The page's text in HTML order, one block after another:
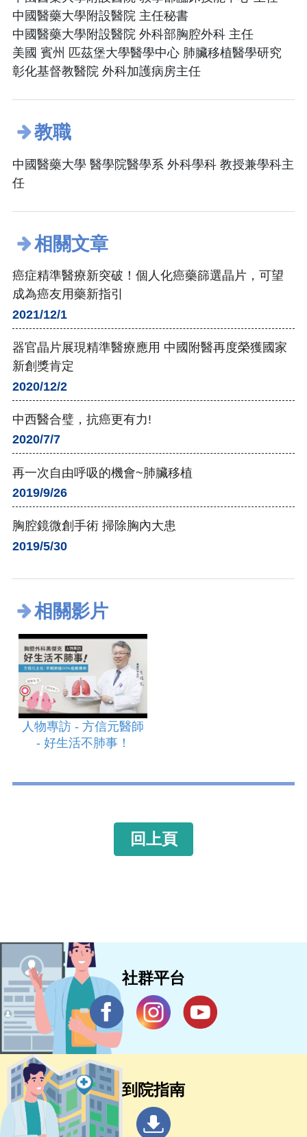
中國醫藥大學附設醫院 主任秘書
中國醫藥大學附設醫院 外科部胸腔外科 主任
美國 賓州 匹茲堡大學醫學中心 肺臟移植醫學研究
彰化基督教醫院 外科加護病房主任
教職
中國醫藥大學 醫學院醫學系 外科學科 教授兼學科主
任
相關文章
癌症精準醫療新突破！個人化癌藥篩選晶片，可望
成為癌友用藥新指引
2021/12/1
器官晶片展現精準醫療應用 中國附醫再度榮獲國家
新創獎肯定
2020/12/2
中西醫合璧，抗癌更有力!
2020/7/7
再一次自由呼吸的機會~肺臟移植
2019/9/26
胸腔鏡微創手術 掃除胸內大患
2019/5/30
相關影片
人物專訪 - 方信元醫師
- 好生活不肺事！
回上頁
社群平台
到院指南